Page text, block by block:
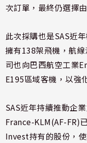
次訂單，最終仍選擇
此次採購也是SAS近
擁有138架飛機，航
司也向巴西航空工業
E195區域客機，以強
SAS近年持續推動企
France-KLM(AF-FR)
Invest持有的股份，